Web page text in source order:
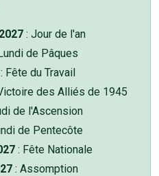
: Jour de l'an
de Pâques
: Fête du Travail
des Alliés de 1945
de l'Ascension
de Pentecôte
: Fête Nationale
: Assomption